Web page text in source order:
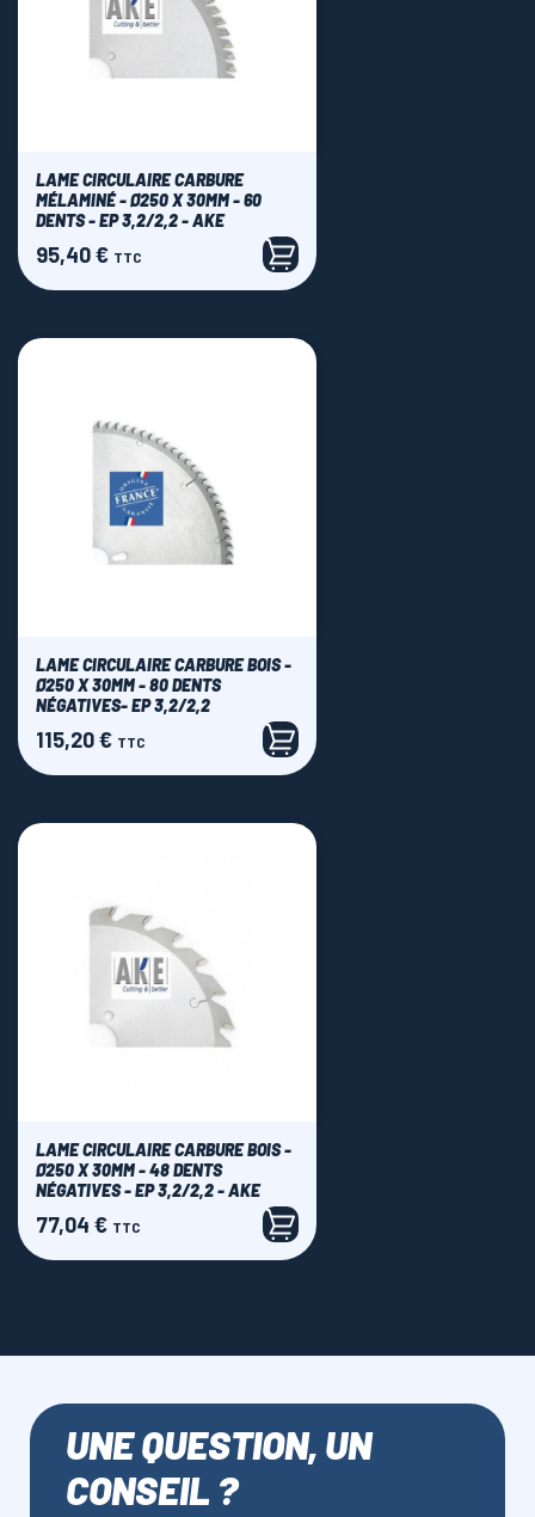
LAME CIRCULAIRE CARBURE
MÉLAMINÉ - Ø250 X 30MM - 60
DENTS - EP 3,2/2,2 - AKE
Prix
95,40 € TTC
LAME CIRCULAIRE CARBURE BOIS -
Ø250 X 30MM - 80 DENTS
NÉGATIVES- EP 3,2/2,2
Prix
115,20 € TTC
LAME CIRCULAIRE CARBURE BOIS -
Ø250 X 30MM - 48 DENTS
NÉGATIVES - EP 3,2/2,2 - AKE
Prix
77,04 € TTC
UNE QUESTION, UN
CONSEIL ?